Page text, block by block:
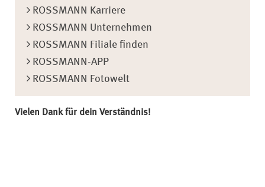
ROSSMANN Karriere
ROSSMANN Unternehmen
ROSSMANN Filiale finden
ROSSMANN-APP
ROSSMANN Fotowelt
Vielen Dank für dein Verständnis!